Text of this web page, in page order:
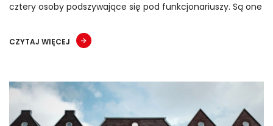
cztery osoby podszywające się pod funkcjonariuszy. Są one
CZYTAJ WIĘCEJ